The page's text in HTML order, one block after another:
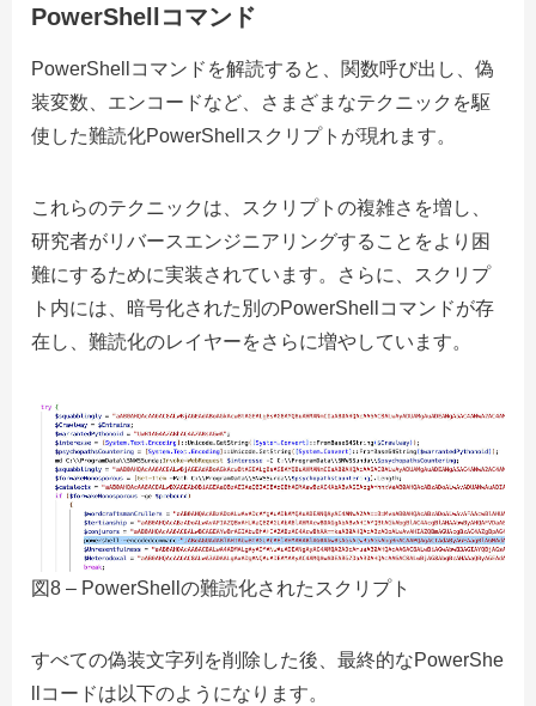
PowerShellコマンド
PowerShellコマンドを解読すると、関数呼び出し、偽
装変数、エンコードなど、さまざまなテクニックを駆
使した難読化PowerShellスクリプトが現れます。
これらのテクニックは、スクリプトの複雑さを増し、
研究者がリバースエンジニアリングすることをより困
難にするために実装されています。さらに、スクリプ
ト内には、暗号化された別のPowerShellコマンドが存
在し、難読化のレイヤーをさらに増やしています。
図8 – PowerShellの難読化されたスクリプト
すべての偽装文字列を削除した後、最終的なPowerShe
llコードは以下のようになります。